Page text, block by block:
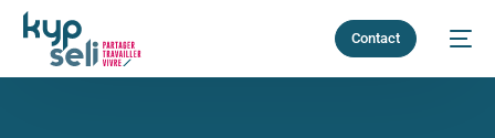
Contact